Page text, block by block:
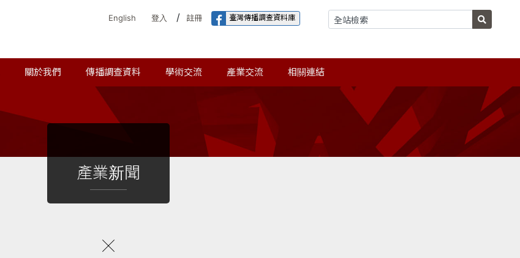
English 登入 / 註冊 臺灣傳播調查資料庫
關於我們 傳播調查資料 學術交流 產業交流 相關連結
產業新聞